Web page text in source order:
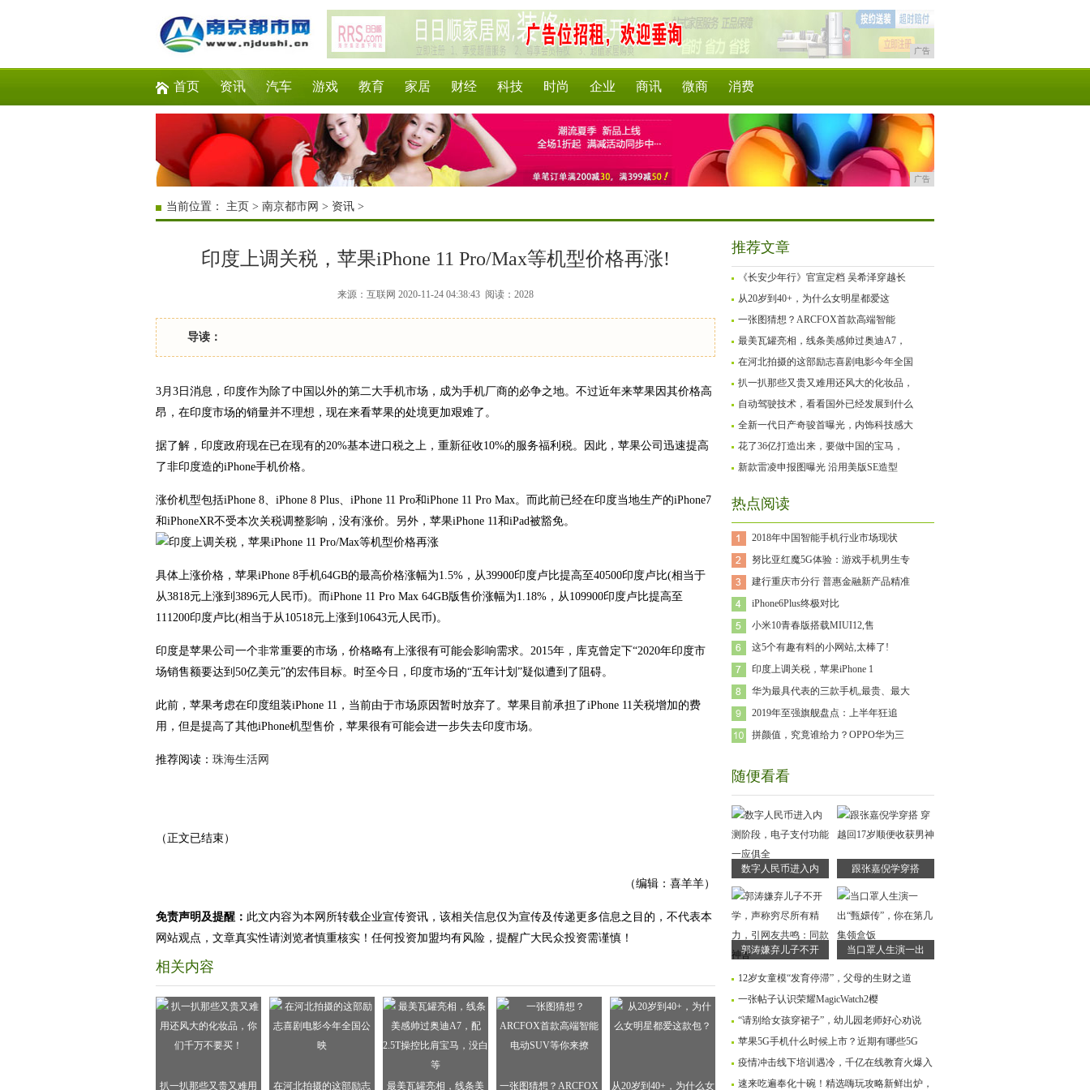
广告
首页 资讯 汽车 游戏 教育 家居 财经 科技 时尚 企业 商讯 微商 消费
广告
当前位置： 主页 > 南京都市网 > 资讯 >
印度上调关税，苹果iPhone 11 Pro/Max等机型价格再涨!
来源：互联网 2020-11-24 04:38:43 阅读：2028
导读：
3月3日消息，印度作为除了中国以外的第二大手机市场，成为手机厂商的必争之地。不过近年来苹果因其价格高
昂，在印度市场的销量并不理想，现在来看苹果的处境更加艰难了。
据了解，印度政府现在已在现有的20%基本进口税之上，重新征收10%的服务福利税。因此，苹果公司迅速提高
了非印度造的iPhone手机价格。
涨价机型包括iPhone 8、iPhone 8 Plus、iPhone 11 Pro和iPhone 11 Pro Max。而此前已经在印度当地生产的iPhone7
和iPhoneXR不受本次关税调整影响，没有涨价。另外，苹果iPhone 11和iPad被豁免。
具体上涨价格，苹果iPhone 8手机64GB的最高价格涨幅为1.5%，从39900印度卢比提高至40500印度卢比(相当于
从3818元上涨到3896元人民币)。而iPhone 11 Pro Max 64GB版售价涨幅为1.18%，从109900印度卢比提高至
111200印度卢比(相当于从10518元上涨到10643元人民币)。
印度是苹果公司一个非常重要的市场，价格略有上涨很有可能会影响需求。2015年，库克曾定下“2020年印度市
场销售额要达到50亿美元”的宏伟目标。时至今日，印度市场的“五年计划”疑似遭到了阻碍。
此前，苹果考虑在印度组装iPhone 11，当前由于市场原因暂时放弃了。苹果目前承担了iPhone 11关税增加的费
用，但是提高了其他iPhone机型售价，苹果很有可能会进一步失去印度市场。
推荐阅读： 珠海生活网
（正文已结束）
（编辑：喜羊羊）
免责声明及提醒： 此文内容为本网所转载企业宣传资讯，该相关信息仅为宣传及传递更多信息之目的，不代表本
网站观点，文章真实性请浏览者慎重核实！任何投资加盟均有风险，提醒广大民众投资需谨慎！
相关内容
扒一扒那些又贵又难用 在河北拍摄的这部励志 最美瓦罐亮相，线条美 一张图猜想？ARCFOX 从20岁到40+，为什么女
推荐文章
《长安少年行》官宣定档 吴希泽穿越长
从20岁到40+，为什么女明星都爱这
一张图猜想？ARCFOX首款高端智能
最美瓦罐亮相，线条美感帅过奥迪A7，
在河北拍摄的这部励志喜剧电影今年全国
扒一扒那些又贵又难用还风大的化妆品，
自动驾驶技术，看看国外已经发展到什么
全新一代日产奇骏首曝光，内饰科技感大
花了36亿打造出来，要做中国的宝马，
新款雷凌申报图曝光 沿用美版SE造型
热点阅读
2018年中国智能手机行业市场现状
努比亚红魔5G体验：游戏手机男生专
建行重庆市分行 普惠金融新产品精准
iPhone6Plus终极对比
小米10青春版搭载MIUI12,售
这5个有趣有料的小网站,太棒了!
印度上调关税，苹果iPhone 1
华为最具代表的三款手机,最贵、最大
2019年至强旗舰盘点：上半年狂追
拼颜值，究竟谁给力？OPPO华为三
随便看看
数字人民币进入内 跟张嘉倪学穿搭
郭涛嫌弃儿子不开 当口罩人生演一出
12岁女童模“发育停滞”，父母的生财之道
一张帖子认识荣耀MagicWatch2樱
“请别给女孩穿裙子”，幼儿园老师好心劝说
苹果5G手机什么时候上市？近期有哪些5G
疫情冲击线下培训遇冷，千亿在线教育火爆入
速来吃遍奉化十碗！精选嗨玩攻略新鲜出炉，